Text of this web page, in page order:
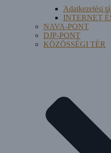
Adatkezelési
INTERNET
NAVA-PONT
DJP-PONT
KÖZÖSSÉGI TÉR